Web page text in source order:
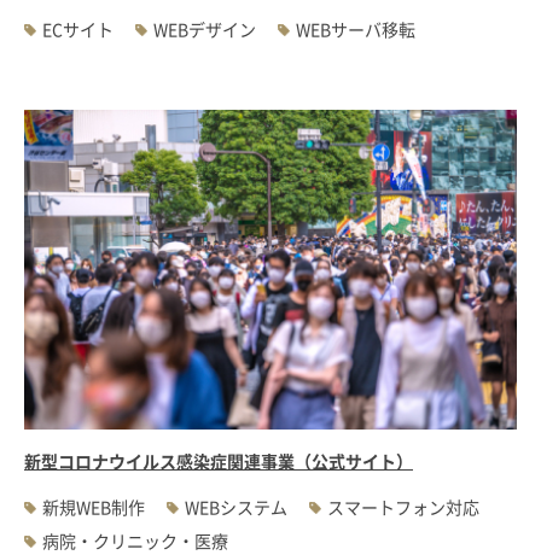
ECサイト
WEBデザイン WEBサーバ移転
新型コロナウイルス感染症関連事業（公式サイト）
新規WEB制作
WEBシステム
スマートフォン対応
病院・クリニック・医療